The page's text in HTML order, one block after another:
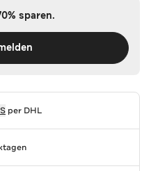
sparen.
per DHL